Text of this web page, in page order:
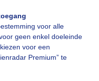
voor alle
geen enkel doeleinde
voor een
Premium” te